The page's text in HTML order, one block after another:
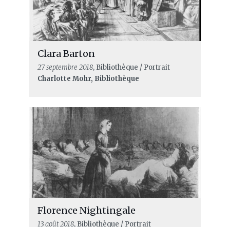
Clara Barton
27 septembre 2018, Bibliothèque / Portrait
Charlotte Mohr, Bibliothèque
Florence Nightingale
13 août 2018, Bibliothèque / Portrait